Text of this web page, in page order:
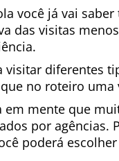
você já vai
das visitas
visitar diferentes
no roteiro
mente que
por agências.
poderá